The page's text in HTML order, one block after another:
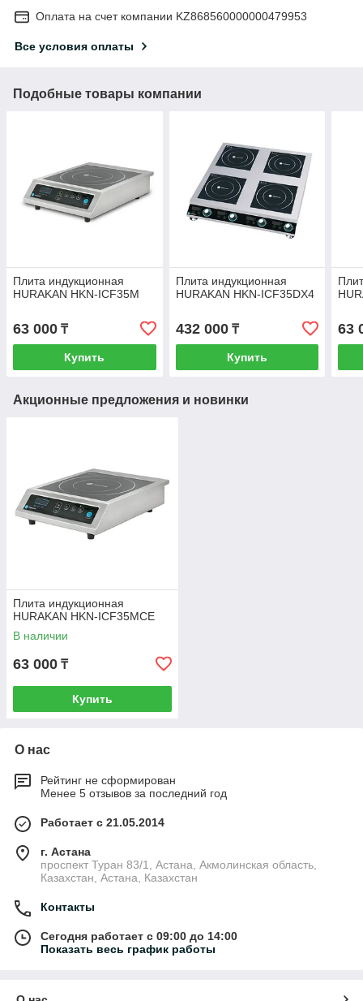
Оплата на счет компании KZ868560000000479953
Все условия оплаты
Подобные товары компании
Плита индукционная
HURAKAN HKN-ICF35M
63 000 ₸
Купить
Плита индукционная
HURAKAN HKN-ICF35DX4
432 000₸
Купить
63
Акционные предложения и новинки
Плита индукционная
HURAKAN HKN-ICF35MCE
В наличии
63 000 ₸
Купить
О нас
Рейтинг не сформирован
Менее 5 отзывов за последний год
Работает с 21.05.2014
г. Астана
проспект Туран 83/1, Астана, Акмолинская область,
Казахстан, Астана, Казахстан
Контакты
Сегодня работает с 09:00 до 14:00
Показать весь график работы